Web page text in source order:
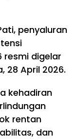
penyaluran
resmi digelar
28 April 2026.
kehadiran
rentan
dan